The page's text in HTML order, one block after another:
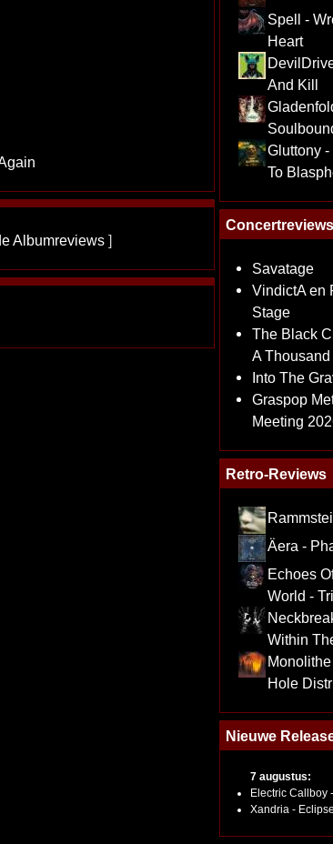
Albumreviews ]
Spell -
Heart
And Kill
Gluttony
To
Concertreviews
Savatage
VindictA en
Stage
The Black
A
Into The
Graspop
Meeting
Retro-Reviews
Äera -
Echoes
World -
Within
Hole
Nieuwe
7 augustus:
Electric Callboy
Xandria - Eclipse